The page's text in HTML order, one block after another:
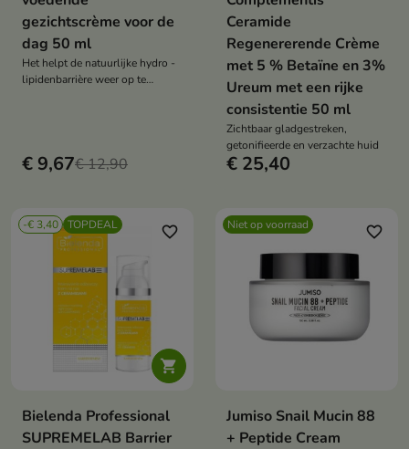
gezichtscrème voor de
dag 50 ml
Het helpt de natuurlijke hydro -
lipidenbarrière weer op te
€ 9,67€ 12,90
Ceramide
Regenererende Crème
met 5 % Betaïne en 3%
Ureum met een rijke
consistentie 50 ml
Zichtbaar gladgestreken,
getonifieerde en verzachte huid
€ 25,40
-€ 3,40 TOPDEAL

favorite_border
Bielenda Professional
SUPREMELAB Barrier
Niet op voorraad favorite_border
Jumiso Snail Mucin 88
+ Peptide Cream